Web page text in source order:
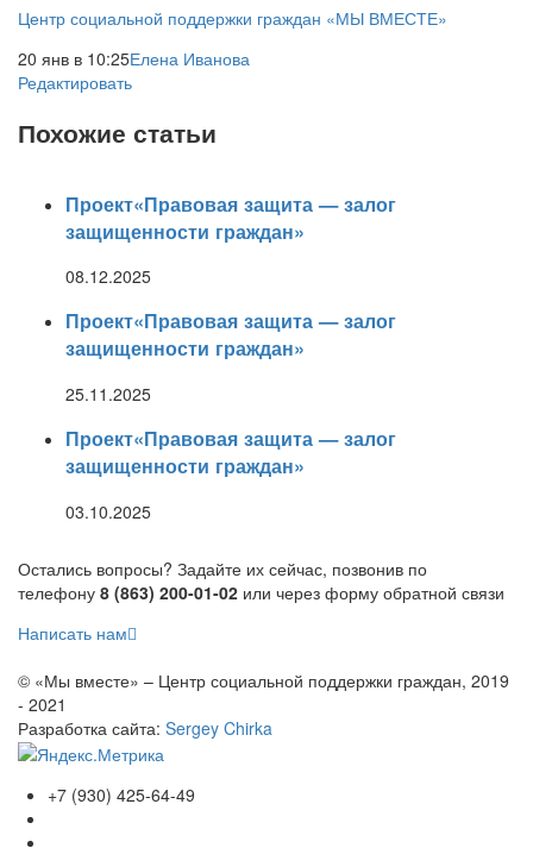
Центр социальной поддержки граждан «МЫ ВМЕСТЕ»
20 янв в 10:25Елена Иванова
Редактировать
Похожие статьи
Проект«Правовая защита — залог
защищенности граждан»
08.12.2025
Проект«Правовая защита — залог
защищенности граждан»
25.11.2025
Проект«Правовая защита — залог
защищенности граждан»
03.10.2025
Остались вопросы? Задайте их сейчас, позвонив по
телефону 8 (863) 200-01-02 или через форму обратной связи
Написать нам
© «Мы вместе» – Центр социальной поддержки граждан, 2019
- 2021
Разработка сайта: Sergey Chirka
+7 (930) 425-64-49